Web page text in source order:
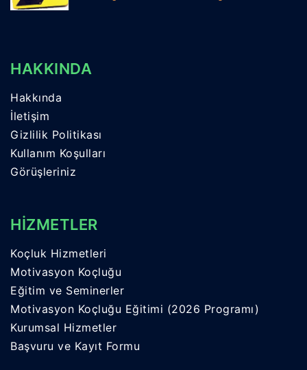
HAKKINDA
Hakkında
İletişim
Gizlilik Politikası
Kullanım Koşulları
Görüşleriniz
HİZMETLER
Koçluk Hizmetleri
Motivasyon Koçluğu
Eğitim ve Seminerler
Motivasyon Koçluğu Eğitimi (2026 Programı)
Kurumsal Hizmetler
Başvuru ve Kayıt Formu